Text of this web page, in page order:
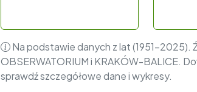
Na podstawie danych z lat (1951–2025).
OBSERWATORIUM i KRAKÓW-BALICE.
sprawdź szczegółowe dane i wykresy.